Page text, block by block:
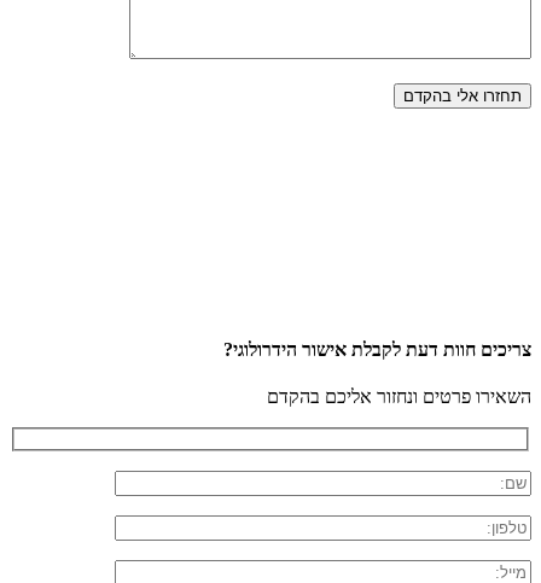
צריכים חוות דעת לקבלת אישור הידרולוגי?
השאירו פרטים ונחזור אליכם בהקדם